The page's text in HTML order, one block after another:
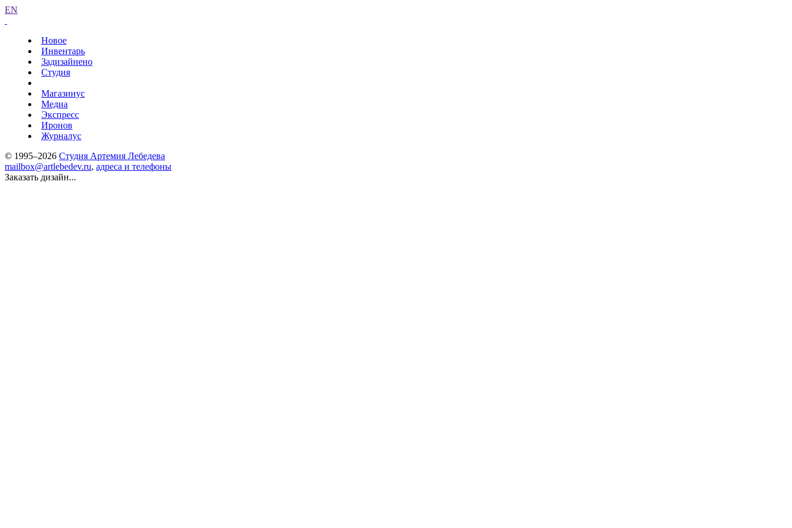
EN
Новое
Инвентарь
Задизайнено
Студия
Магазинус
Медиа
Экспресс
Иронов
Журналус
© 1995–2026 Студия Артемия Лебедева
mailbox@artlebedev.ru, адреса и телефоны
Заказать дизайн...